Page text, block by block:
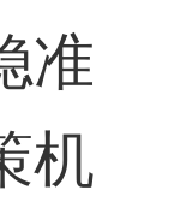
准
机